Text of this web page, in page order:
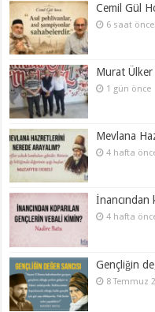
Cemil Gül
6 saat önce
Murat
1 gün önce
Mevlana
4 hafta
İnancından
4 hafta
Gençliğin
8 Temmuz